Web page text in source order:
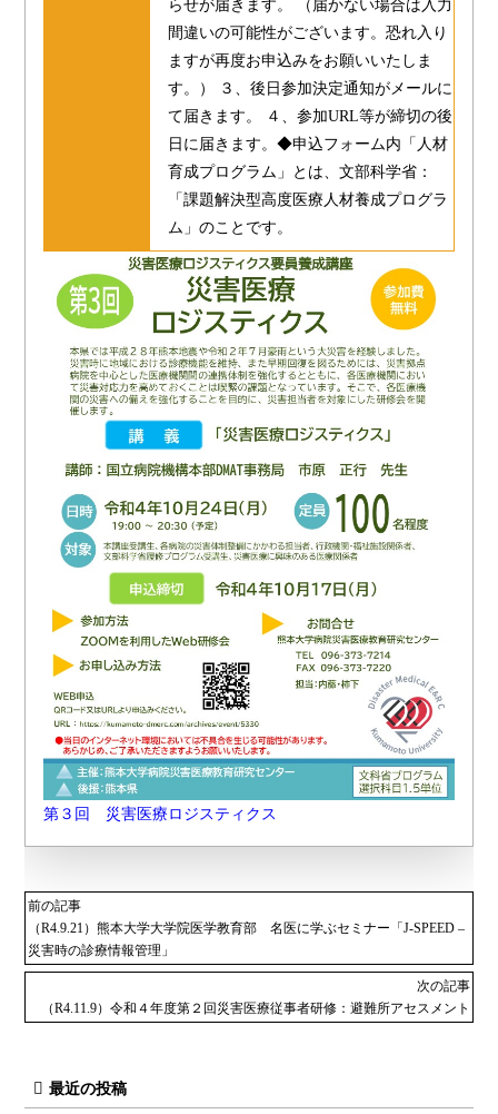
らせが届きます。 （届かない場合は入力
間違いの可能性がございます。恐れ入り
ますが再度お申込みをお願いいたしま
す。） ３、後日参加決定通知がメールに
て届きます。 ４、参加URL等が締切の後
日に届きます。◆申込フォーム内「人材
育成プログラム」とは、文部科学省：
「課題解決型高度医療人材養成プログラ
ム」のことです。
第３回 災害医療ロジスティクス
前の記事
（R4.9.21）熊本大学大学院医学教育部 名医に学ぶセミナー「J-SPEED –
災害時の診療情報管理」
次の記事
（R4.11.9）令和４年度第２回災害医療従事者研修：避難所アセスメント
最近の投稿